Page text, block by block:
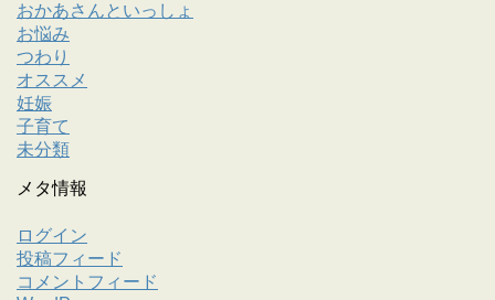
おかあさんといっしょ
お悩み
つわり
オススメ
妊娠
子育て
未分類
メタ情報
ログイン
投稿フィード
コメントフィード